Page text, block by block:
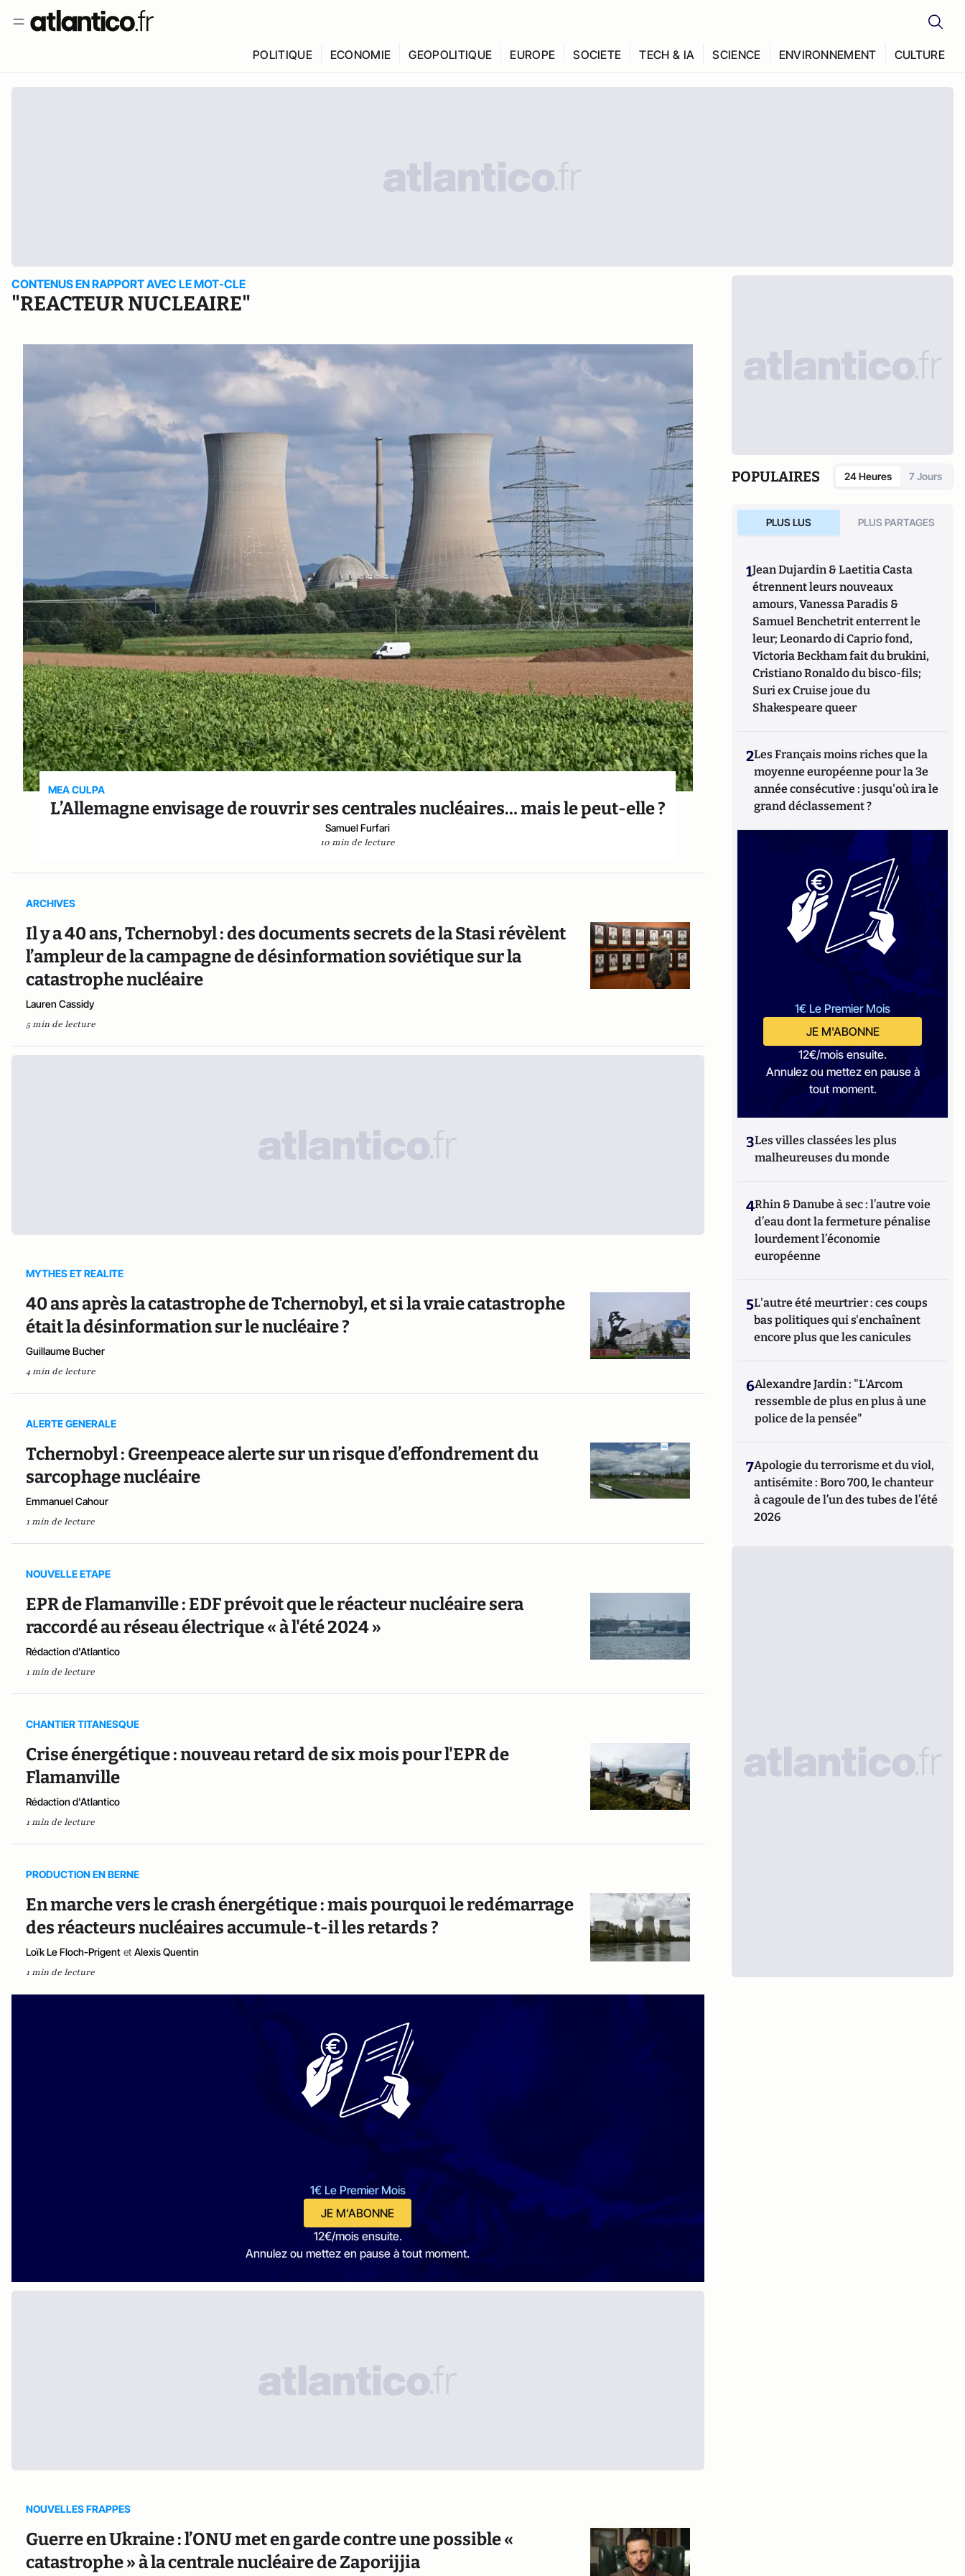
POLITIQUE ECONOMIE GEOPOLITIQUE EUROPE SOCIETE TECH & IA SCIENCE ENVIRONNEMENT CULTURE
CONTENUS EN RAPPORT AVEC LE MOT-CLE
"REACTEUR NUCLEAIRE"
MEA CULPA
L’Allemagne envisage de rouvrir ses centrales nucléaires… mais le peut-elle ?
Samuel Furfari
10 min de lecture
ARCHIVES
Il y a 40 ans, Tchernobyl : des documents secrets de la Stasi révèlent
l’ampleur de la campagne de désinformation soviétique sur la
catastrophe nucléaire
Lauren Cassidy
5 min de lecture
MYTHES ET REALITE
40 ans après la catastrophe de Tchernobyl, et si la vraie catastrophe
était la désinformation sur le nucléaire ?
Guillaume Bucher
4 min de lecture
ALERTE GENERALE
Tchernobyl : Greenpeace alerte sur un risque d’effondrement du
sarcophage nucléaire
Emmanuel Cahour
1 min de lecture
NOUVELLE ETAPE
EPR de Flamanville : EDF prévoit que le réacteur nucléaire sera
raccordé au réseau électrique « à l'été 2024 »
Rédaction d'Atlantico
1 min de lecture
CHANTIER TITANESQUE
Crise énergétique : nouveau retard de six mois pour l'EPR de
Flamanville
Rédaction d'Atlantico
1 min de lecture
PRODUCTION EN BERNE
En marche vers le crash énergétique : mais pourquoi le redémarrage
des réacteurs nucléaires accumule-t-il les retards ?
Loïk Le Floch-Prigent et Alexis Quentin
1 min de lecture
1€ Le Premier Mois
JE M'ABONNE
12€/mois ensuite.
Annulez ou mettez en pause à tout moment.
NOUVELLES FRAPPES
Guerre en Ukraine : l’ONU met en garde contre une possible «
catastrophe » à la centrale nucléaire de Zaporijjia
POPULAIRES 24 Heures 7 Jours
PLUS LUS PLUS PARTAGES
1Jean Dujardin & Laetitia Casta
étrennent leurs nouveaux
amours, Vanessa Paradis &
Samuel Benchetrit enterrent le
leur; Leonardo di Caprio fond,
Victoria Beckham fait du brukini,
Cristiano Ronaldo du bisco-fils;
Suri ex Cruise joue du
Shakespeare queer
2Les Français moins riches que la
moyenne européenne pour la 3e
année consécutive : jusqu'où ira le
grand déclassement ?
1€ Le Premier Mois
JE M'ABONNE
12€/mois ensuite.
Annulez ou mettez en pause à
tout moment.
3Les villes classées les plus
malheureuses du monde
4Rhin & Danube à sec : l’autre voie
d’eau dont la fermeture pénalise
lourdement l’économie
européenne
5L'autre été meurtrier : ces coups
bas politiques qui s'enchaînent
encore plus que les canicules
6Alexandre Jardin : "L'Arcom
ressemble de plus en plus à une
police de la pensée"
7Apologie du terrorisme et du viol,
antisémite : Boro 700, le chanteur
à cagoule de l’un des tubes de l’été
2026